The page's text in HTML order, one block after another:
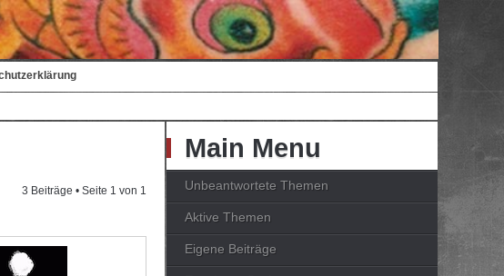
3 Beiträge • Seite 1 von 1
Main Menu
Unbeantwortete Themen
Aktive Themen
Eigene Beiträge